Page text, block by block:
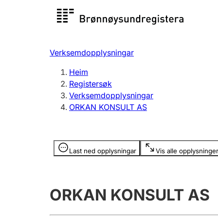
Registersøk
Registrere, endre, slette
Verksemdopplysningar
Heim
Registersøk
Verksemdopplysningar
ORKAN KONSULT AS
Last ned opplysningar Vis alle opplysninger
Opplysninger er skjult
ORKAN KONSULT AS